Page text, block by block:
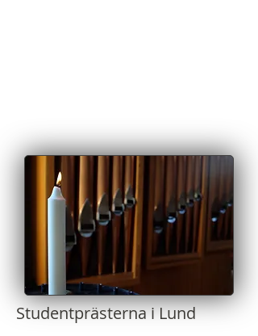
Studentprästerna i Lund